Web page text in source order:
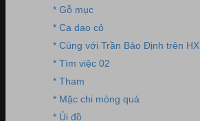
* Gỗ mục
* Ca dao cỏ
* Cùng với Trần Bảo Định trên HX.
* Tìm việc 02
* Tham
* Mặc chi mỏng quá
* Ủi đồ